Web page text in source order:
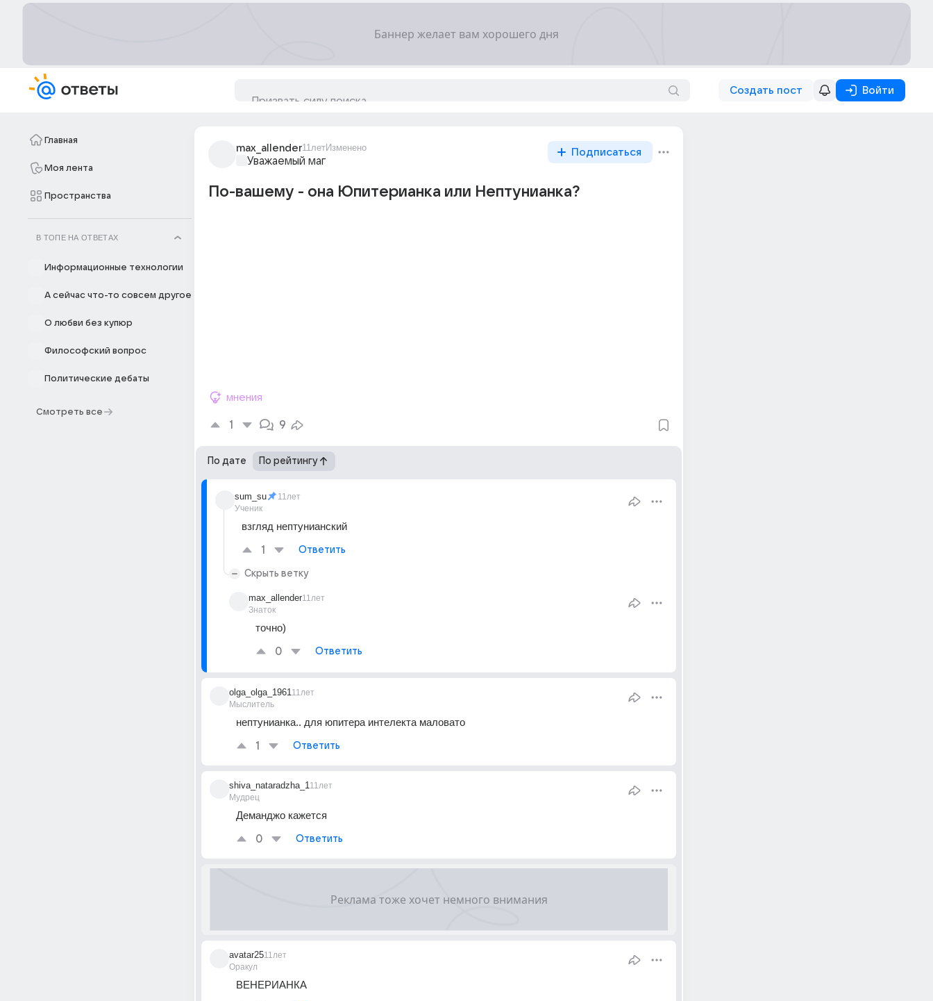
Создать пост Войти
Главная
Моя лента
Пространства
В ТОПЕ НА ОТВЕТАХ
Информационные технологии
А сейчас что-то совсем другое
О любви без купюр
Философский вопрос
Политические дебаты
Смотреть все
max_allender11летИзменено
Уважаемый маг
Подписаться
По-вашему - она Юпитерианка или Нептунианка?
мнения
1 9
По дате По рейтингу
sum_su
Ученик
11лет
взгляд нептунианский
1 Ответить
Скрыть ветку
max_allender
Знаток
11лет
точно)
0 Ответить
olga_olga_1961
Мыслитель
11лет
нептунианка.. для юпитера интелекта маловато
1 Ответить
shiva_nataradzha_1
Мудрец
11лет
Деманджо кажется
0 Ответить
avatar25
Оракул
11лет
ВЕНЕРИАНКА